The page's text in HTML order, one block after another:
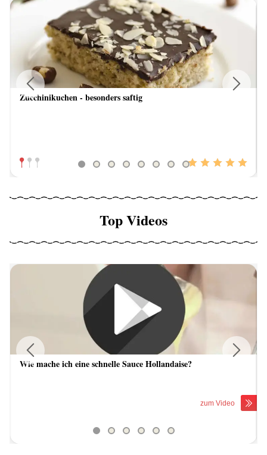
Zucchinikuchen - besonders saftig
Previous
Top Videos
Wie mache ich eine schnelle Sauce Hollandaise?
zum Video
Previous